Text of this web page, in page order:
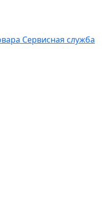
Сервисная служба